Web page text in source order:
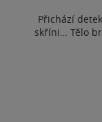
Přichází
skříni… Tělo